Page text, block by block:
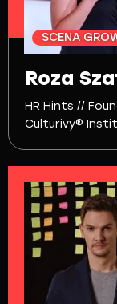
SCENA
Roza
HR Hints //
Culturivy®